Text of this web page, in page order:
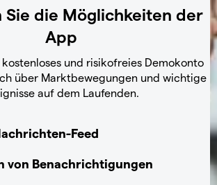
Sie die Möglichkeiten der
App
und risikofreies Demokonto
über Marktbewegungen und wichtige
auf dem Laufenden.
Feed
von Benachrichtigungen